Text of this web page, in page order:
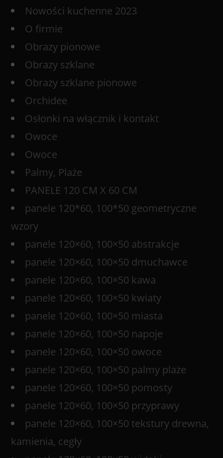
Nowości kuchenne 2023
O firmie
Obrazy pionowe
Obrazy szklane
Obrazy szklane pionowe
Orchidee
Osłonki na włącznik i kontakt
Owoce
Owoce
Palmy, Plaże
PANELE 120 CM X 60 CM
panele 120*60, 100*50 geometryczne
wzory
panele 120×60, 100×50 abstrakcje
panele 120×60, 100×50 dmuchawce
panele 120×60, 100×50 kawa
panele 120×60, 100×50 kwiaty
panele 120×60, 100×50 miasta
panele 120×60, 100×50 napoje
panele 120×60, 100×50 owoce
panele 120×60, 100×50 palmy plaże
panele 120×60, 100×50 pomosty
panele 120×60, 100×50 przyprawy
panele 120×60, 100×50 tekstury drewna,
kamienia, cegły